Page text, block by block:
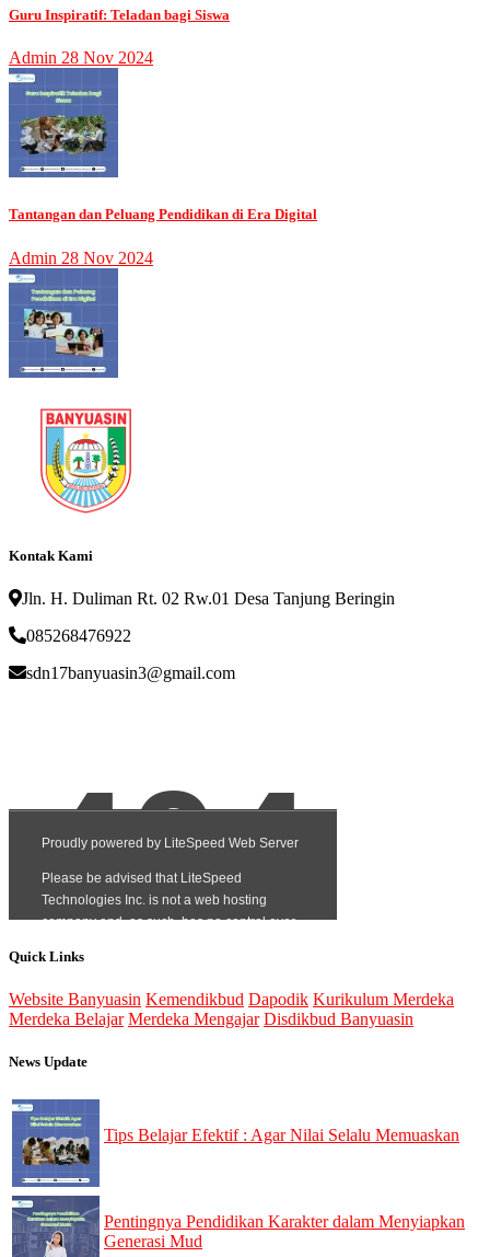
Guru Inspiratif: Teladan bagi Siswa
Admin 28 Nov 2024
Tantangan dan Peluang Pendidikan di Era Digital
Admin 28 Nov 2024
Kontak Kami
Jln. H. Duliman Rt. 02 Rw.01 Desa Tanjung Beringin
085268476922
sdn17banyuasin3@gmail.com
Quick Links
Website Banyuasin Kemendikbud Dapodik Kurikulum Merdeka
Merdeka Belajar Merdeka Mengajar Disdikbud Banyuasin
News Update
Tips Belajar Efektif : Agar Nilai Selalu Memuaskan
Pentingnya Pendidikan Karakter dalam Menyiapkan
Generasi Mud